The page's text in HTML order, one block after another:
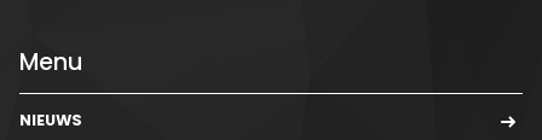
Menu
NIEUWS